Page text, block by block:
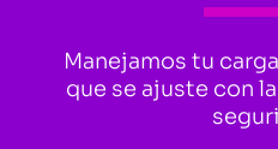
Manejamos tu
que se ajuste con